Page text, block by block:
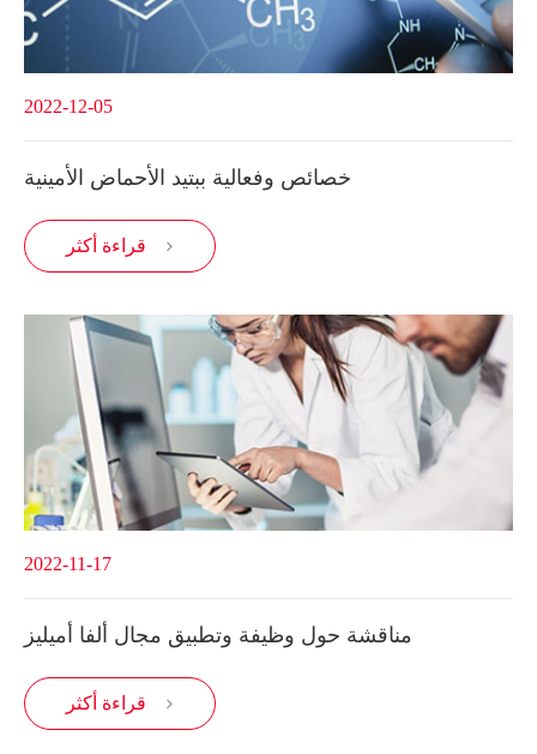
2022-12-05
خصائص وفعالية ببتيد الأحماض الأمينية
قراءة أكثر 
2022-11-17
مناقشة حول وظيفة وتطبيق مجال ألفا أميليز
قراءة أكثر 